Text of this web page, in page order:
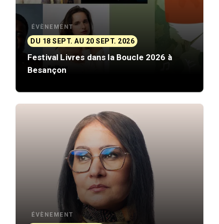
ÉVÈNEMENT
DU 18 SEPT. AU 20 SEPT. 2026
Festival Livres dans la Boucle 2026 à
Besançon
ÉVÈNEMENT